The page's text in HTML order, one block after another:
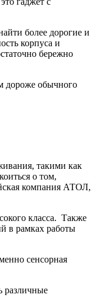
более дорогие и
корпуса и
бережно
дороже обычного
такими как
о том,
компания АТОЛ,
класса. Также
в рамках работы
сенсорная
различные